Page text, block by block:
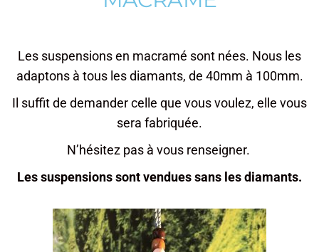
Les suspensions en macramé sont nées. Nous les
adaptons à tous les diamants, de 40mm à 100mm.
Il suffit de demander celle que vous voulez, elle vous
sera fabriquée.
N’hésitez pas à vous renseigner.
Les suspensions sont vendues sans les diamants.